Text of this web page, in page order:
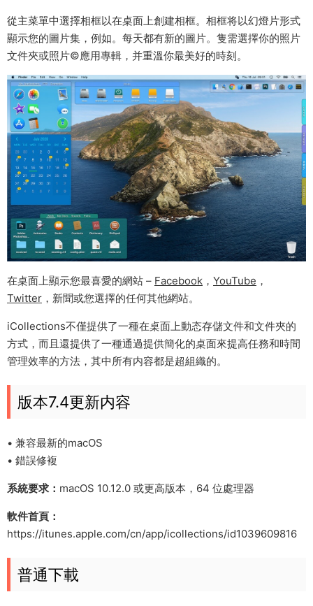
從主菜單中選擇相框以在桌面上創建相框。相框将以幻燈片形式
顯示您的圖片集，例如。每天都有新的圖片。隻需選擇你的照片
文件夾或照片©應用專輯，并重溫你最美好的時刻。
在桌面上顯示您最喜愛的網站 – Facebook ， YouTube ，
Twitter ，新聞或您選擇的任何其他網站。
iCollections不僅提供了一種在桌面上動态存儲文件和文件夾的
方式，而且還提供了一種通過提供簡化的桌面來提高任務和時間
管理效率的方法，其中所有内容都是超組織的。
版本7.4更新内容
• 兼容最新的macOS
• 錯誤修複
系統要求： macOS 10.12.0 或更高版本，64 位處理器
軟件首頁：
https://itunes.apple.com/cn/app/icollections/id1039609816
普通下載